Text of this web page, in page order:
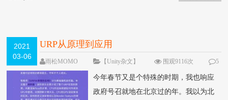
2021
03-06
URP从原理到应用
雨松MOMO 【Unity杂文】 围观9116次
5
条评论
今年春节又是个特殊的时期，我也响应
政府号召就地在北京过的年。我以为北